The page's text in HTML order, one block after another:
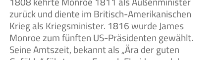
zurück und diente im Britisch-Amerikanischen
Krieg als Kriegsminister. 1816 wurde James
Monroe zum fünften US-Präsidenten gewählt.
Seine Amtszeit, bekannt als „Ära der guten